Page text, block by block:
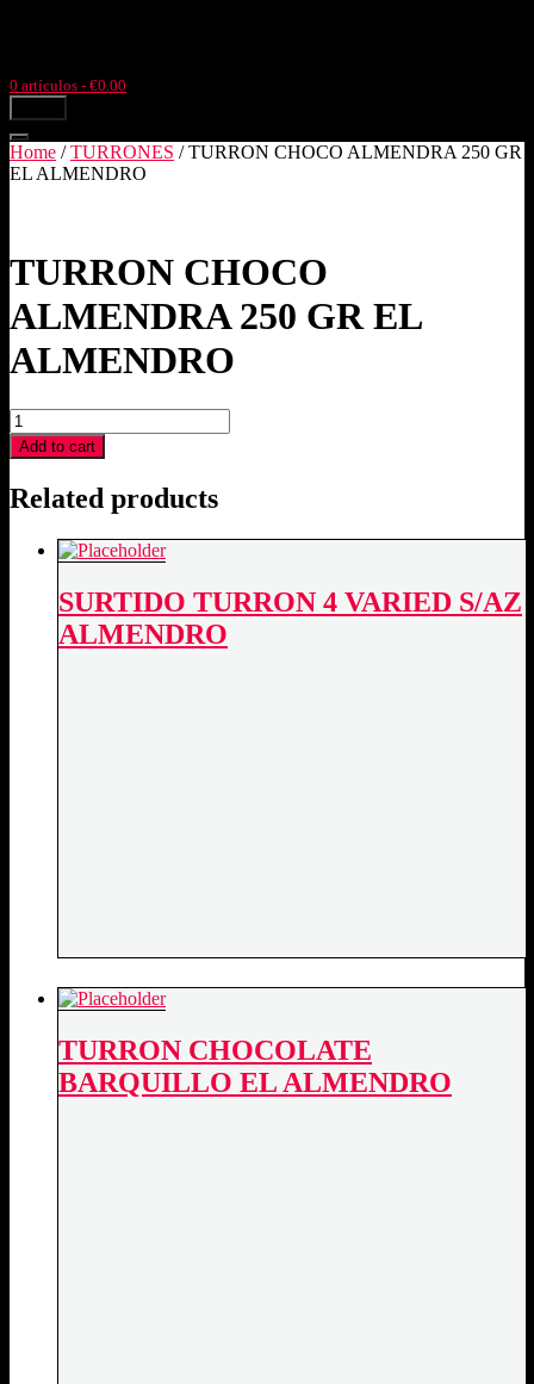
0 artículos - €0.00
Home /TURRONES / TURRON CHOCO ALMENDRA 250 GR
EL ALMENDRO
TURRON CHOCO
ALMENDRA 250 GR EL
ALMENDRO
TURRON
CHOCO
ALMENDRA
GR
ALMENDRO
quantity
Add to cart
Related products
SURTIDO TURRON 4 VARIED S/AZ
ALMENDRO
TURRON CHOCOLATE
BARQUILLO EL ALMENDRO